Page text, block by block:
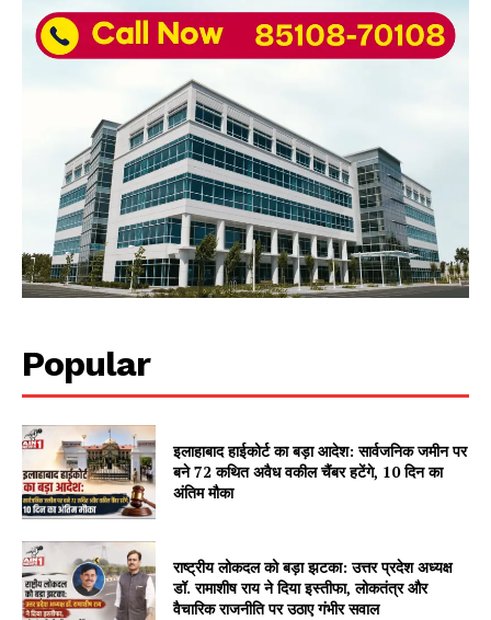
Popular
इलाहाबाद हाईकोर्ट का बड़ा आदेश: सार्वजनिक जमीन पर
बने 72 कथित अवैध वकील चैंबर हटेंगे, 10 दिन का
अंतिम मौका
राष्ट्रीय लोकदल को बड़ा झटका: उत्तर प्रदेश अध्यक्ष
डॉ. रामाशीष राय ने दिया इस्तीफा, लोकतंत्र और
वैचारिक राजनीति पर उठाए गंभीर सवाल